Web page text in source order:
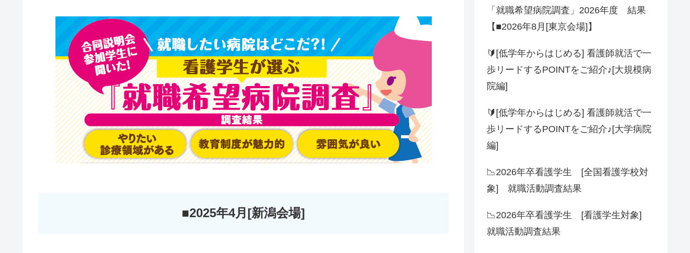
■2025年4月[新潟会場]
「就職希望病院調査」2026年度 結果
【■2026年8月[東京会場]】
🔰[低学年からはじめる] 看護師就活で一
歩リードするPOINTをご紹介♪[大規模病
院編]
🔰[低学年からはじめる] 看護師就活で一
歩リードするPOINTをご紹介♪[大学病院
編]
📉2026年卒看護学生 [全国看護学校対
象] 就職活動調査結果
📉2026年卒看護学生 [看護学生対象]
就職活動調査結果